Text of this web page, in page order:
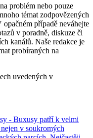
problém nebo pouze
témat zodpovězených
případě neváhejte
v poradně, diskuze či
kanálů. Naše redakce je
probíraných na
uvedených v
- Buxusy patří k velmi
v soukromých